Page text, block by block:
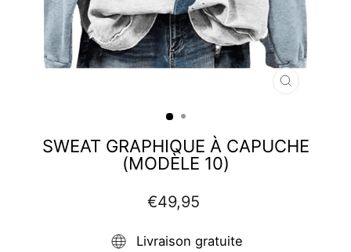
FERMER
SWEAT GRAPHIQUE À CAPUCHE
(MODÈLE 10)
Prix
régulier
€49,95
Livraison gratuite